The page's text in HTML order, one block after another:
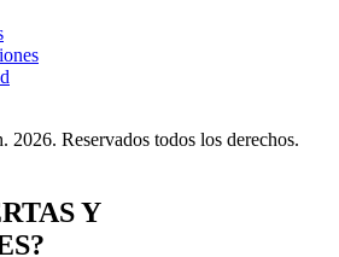
Reservados todos los derechos.
Y